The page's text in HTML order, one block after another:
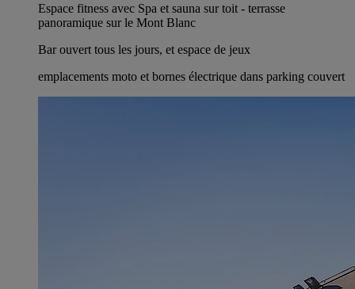
Espace fitness avec Spa et sauna sur toit - terrasse
panoramique sur le Mont Blanc
Bar ouvert tous les jours, et espace de jeux
emplacements moto et bornes électrique dans parking couvert